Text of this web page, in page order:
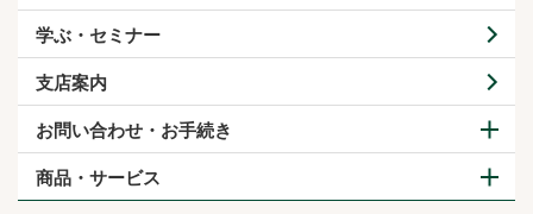
学ぶ・セミナー
支店案内
お問い合わせ・お手続き
商品・サービス